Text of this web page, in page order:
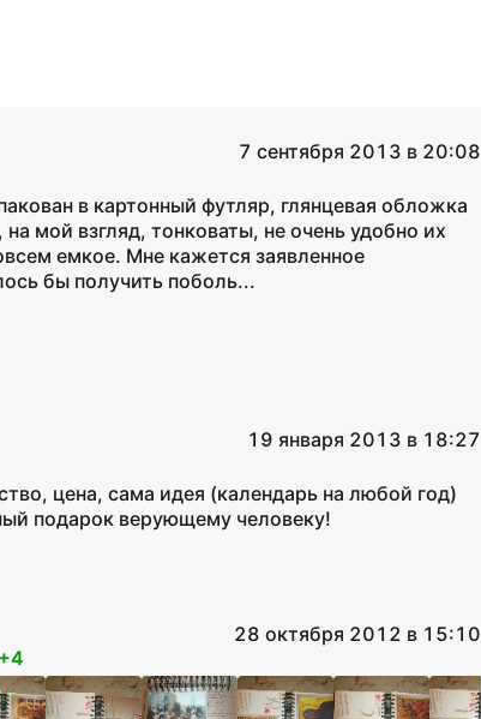
7 сентября 2013 в 20:08
в картонный футляр, глянцевая обложка
мой взгляд, тонковаты, не очень удобно их
емкое. Мне кажется заявленное
бы получить поболь...
19 января 2013 в 18:27
цена, сама идея (календарь на любой год)
подарок верующему человеку!
28 октября 2012 в 15:10
+4